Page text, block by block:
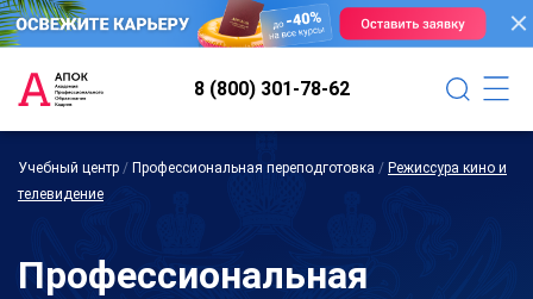
8 (800) 301-78-62
Учебный центр / Профессиональная переподготовка / Режиссура кино и
телевидение
Профессиональная